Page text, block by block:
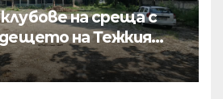
на среща с
на Тежкия